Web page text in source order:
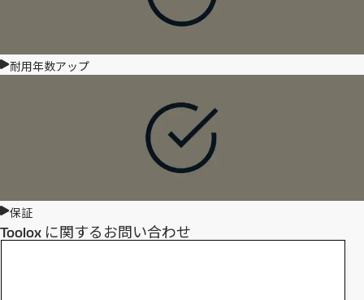
耐用年数アップ
保証
Toolox に関するお問い合わせ